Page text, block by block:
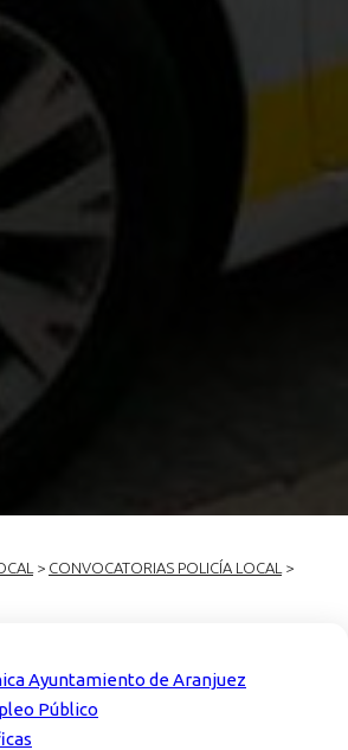
> CONVOCATORIAS POLICÍA LOCAL >
Ayuntamiento de Aranjuez
Público